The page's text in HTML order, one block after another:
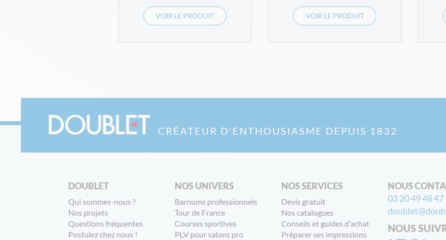
VOIR LE PRODUIT VOIR LE PRODUIT
CRÉATEUR D'ENTHOUSIASME DEPUIS 1832
DOUBLET
Qui sommes-nous ?
Nos projets
Questions fréquentes
Postulez chez nous !
NOS UNIVERS
Barnums professionnels
Tour de France
Courses sportives
PLV pour salons pro
NOS SERVICES
Devis gratuit
Nos catalogues
Conseils et guides d'achat
Préparer ses impressions
NOUS
03 20 49 48 47
NOUS